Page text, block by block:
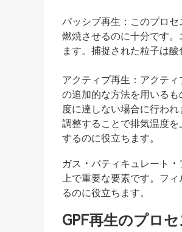
パッシブ再生：このプロ
燃焼させるのに十分です
ます。捕捉された粒子は
アクティブ再生：アクテ
の追加的な方法を用いる
度に達しない場合に行わ
調整することで排気温度
するのに役立ちます。
ガス・パティキュレート
上で重要な要素です。フ
るのに役立ちます。
GPF再生のプロセ